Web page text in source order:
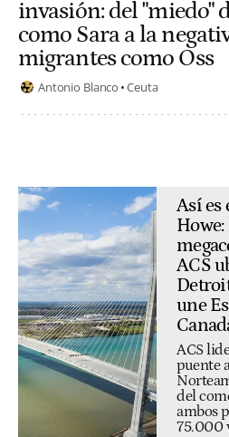
invasión: del "miedo"
como Sara a la
migrantes como Oss
Antonio Blanco Ceuta
Así es
Howe:
ACS
une
ACS
puente
del
ambos
75.000